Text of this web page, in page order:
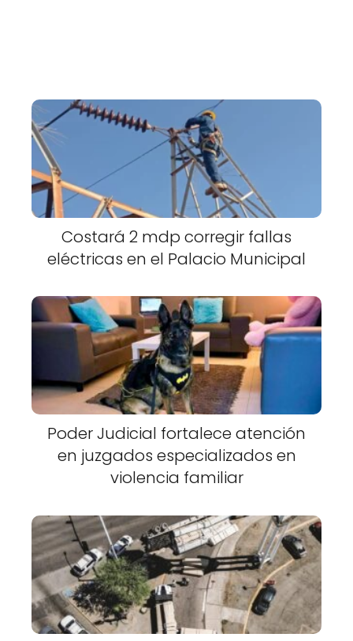
Costará 2 mdp corregir fallas
eléctricas en el Palacio Municipal
Poder Judicial fortalece atención
en juzgados especializados en
violencia familiar